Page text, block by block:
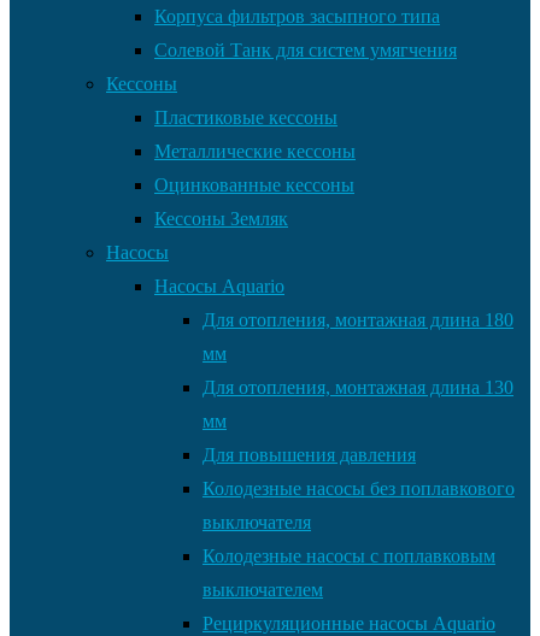
Корпуса фильтров засыпного типа
Солевой Танк для систем умягчения
Кессоны
Пластиковые кессоны
Металлические кессоны
Оцинкованные кессоны
Кессоны Земляк
Насосы
Насосы Aquario
Для отопления, монтажная длина 180
мм
Для отопления, монтажная длина 130
мм
Для повышения давления
Колодезные насосы без поплавкового
выключателя
Колодезные насосы с поплавковым
выключателем
Рециркуляционные насосы Aquario